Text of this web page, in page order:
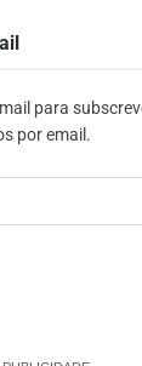
para
por email.